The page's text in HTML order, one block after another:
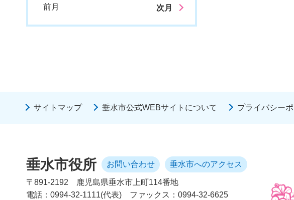
前月 次月
サイトマップ 垂水市公式WEBサイトについて プライバシー
垂水市役所 お問い合わせ 垂水市へのアクセス
〒891-2192
鹿児島県垂水市上町114番地
電話：0994-32-1111(代表)
ファックス：0994-32-6625